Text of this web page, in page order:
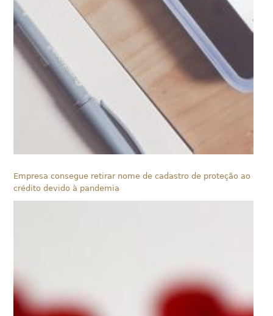
Empresa consegue retirar nome de cadastro de proteção ao
crédito devido à pandemia